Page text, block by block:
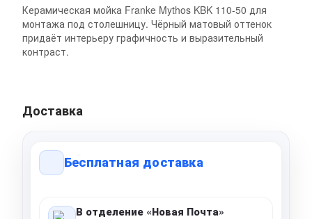
Керамическая мойка Franke Mythos KBK 110-50 для
монтажа под столешницу. Чёрный матовый оттенок
придаёт интерьеру графичность и выразительный
контраст.
Доставка
Бесплатная доставка
В отделение «Новая Почта»